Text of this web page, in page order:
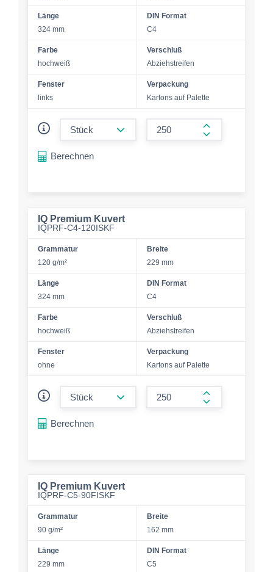
Länge
324 mm
DIN Format
C4
Farbe
hochweiß
Verschluß
Abziehstreifen
Fenster
links
Verpackung
Kartons auf Palette
form.increase-
Berechnen
IQ Premium Kuvert
IQPRF-C4-120ISKF
Grammatur
120 g/m²
Breite
229 mm
Länge
324 mm
DIN Format
C4
Farbe
hochweiß
Verschluß
Abziehstreifen
Fenster
ohne
Verpackung
Kartons auf Palette
form.increase-
Berechnen
IQ Premium Kuvert
IQPRF-C5-90FISKF
Grammatur
90 g/m²
Breite
162 mm
Länge
229 mm
DIN Format
C5